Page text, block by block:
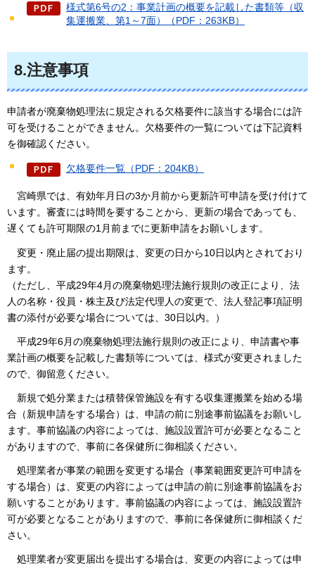
様式第6号の2：事業計画の概要を記載した書類等（収
集運搬業、第1～7面）（PDF：263KB）
8.注意事項
申請者が廃棄物処理法に規定される欠格要件に該当する場合には許
可を受けることができません。欠格要件の一覧については下記資料
を御確認ください。
欠格要件一覧（PDF：204KB）
宮崎県では、有効年月日の3か月前から更新許可申請を受け付けて
います。審査には時間を要することから、更新の場合であっても、
遅くても許可期限の1月前までに更新申請をお願いします。
変更・廃止届の提出期限は、変更の日から10日以内とされており
ます。
（ただし、平成29年4月の廃棄物処理法施行規則の改正により、法
人の名称・役員・株主及び法定代理人の変更で、法人登記事項証明
書の添付が必要な場合については、30日以内。）
平成29年6月の廃棄物処理法施行規則の改正により、申請書や事
業計画の概要を記載した書類等については、様式が変更されました
ので、御留意ください。
新規で処分業または積替保管施設を有する収集運搬業を始める場
合（新規申請をする場合）は、申請の前に別途事前協議をお願いし
ます。事前協議の内容によっては、施設設置許可が必要となること
がありますので、事前に各保健所に御相談ください。
処理業者が事業の範囲を変更する場合（事業範囲変更許可申請を
する場合）は、変更の内容によっては申請の前に別途事前協議をお
願いすることがあります。事前協議の内容によっては、施設設置許
可が必要となることがありますので、事前に各保健所に御相談くだ
さい。
処理業者が変更届出を提出する場合は、変更の内容によっては申